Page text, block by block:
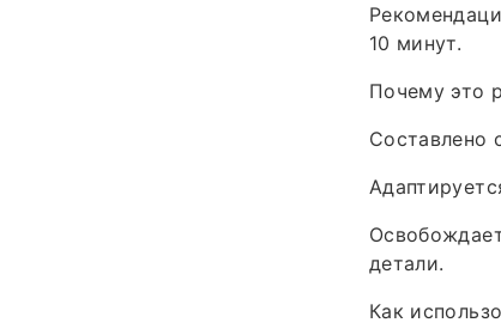
10 минут.
Почему это
Составлено
детали.
Как